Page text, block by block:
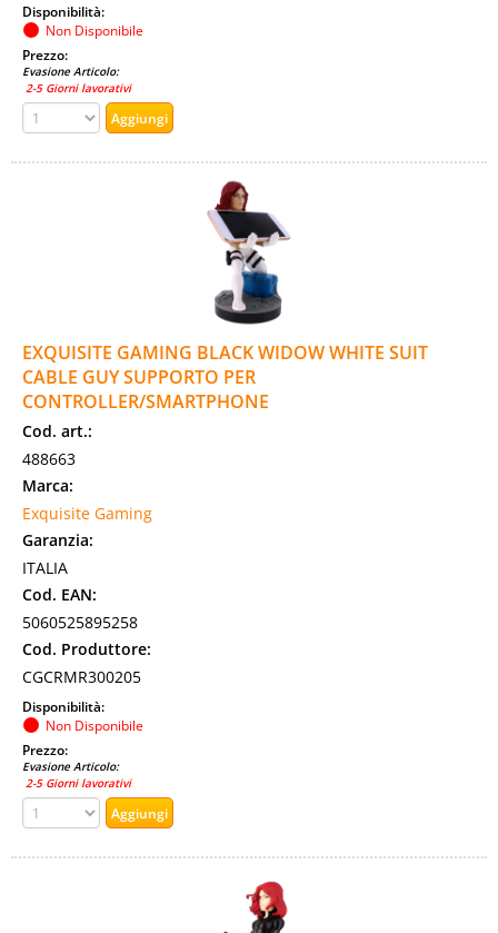
Disponibilità:
Non Disponibile
Prezzo:
Evasione Articolo:
2-5 Giorni lavorativi
EXQUISITE GAMING BLACK WIDOW WHITE SUIT
CABLE GUY SUPPORTO PER
CONTROLLER/SMARTPHONE
Cod. art.:
488663
Marca:
Exquisite Gaming
Garanzia:
ITALIA
Cod. EAN:
5060525895258
Cod. Produttore:
CGCRMR300205
Disponibilità:
Non Disponibile
Prezzo:
Evasione Articolo:
2-5 Giorni lavorativi